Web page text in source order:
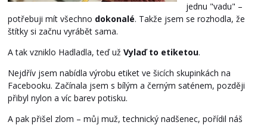
jednu "vadu" –
potřebuji mít všechno dokonalé. Takže jsem se rozhodla, že
štítky si začnu vyrábět sama.
A tak vzniklo Hadladla, teď užVylaď to etiketou.
Nejdřív jsem nabídla výrobu etiket ve šicích skupinkách na
Facebooku. Začínala jsem s bílým a černým saténem, později
přibyl nylon a víc barev potisku.
A pak přišel zlom – můj muž, technický nadšenec, pořídil náš